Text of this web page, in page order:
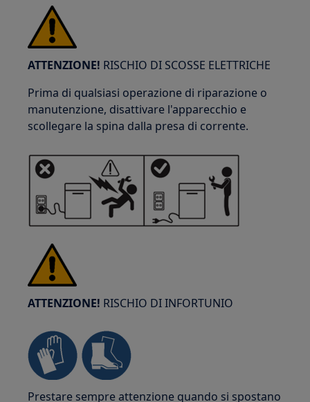
ATTENZIONE! RISCHIO DI SCOSSE ELETTRICHE
Prima di qualsiasi operazione di riparazione o
manutenzione, disattivare l'apparecchio e
scollegare la spina dalla presa di corrente.
ATTENZIONE! RISCHIO DI INFORTUNIO
Prestare sempre attenzione quando si spostano